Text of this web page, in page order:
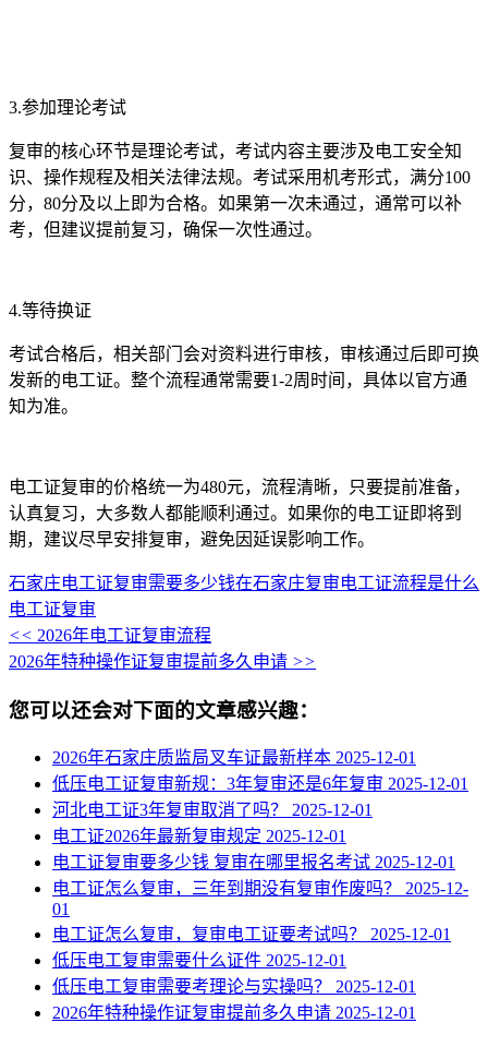
3.参加理论考试
复审的核心环节是理论考试，考试内容主要涉及电工安全知
识、操作规程及相关法律法规。考试采用机考形式，满分100
分，80分及以上即为合格。如果第一次未通过，通常可以补
考，但建议提前复习，确保一次性通过。
4.等待换证
考试合格后，相关部门会对资料进行审核，审核通过后即可换
发新的电工证。整个流程通常需要1-2周时间，具体以官方通
知为准。
电工证复审的价格统一为480元，流程清晰，只要提前准备，
认真复习，大多数人都能顺利通过。如果你的电工证即将到
期，建议尽早安排复审，避免因延误影响工作。
石家庄电工证复审需要多少钱在石家庄复审电工证流程是什么
电工证复审
<< 2026年电工证复审流程
2026年特种操作证复审提前多久申请 >>
您可以还会对下面的文章感兴趣：
2026年石家庄质监局叉车证最新样本 2025-12-01
低压电工证复审新规：3年复审还是6年复审 2025-12-01
河北电工证3年复审取消了吗？ 2025-12-01
电工证2026年最新复审规定 2025-12-01
电工证复审要多少钱 复审在哪里报名考试 2025-12-01
电工证怎么复审，三年到期没有复审作废吗？ 2025-12-
01
电工证怎么复审，复审电工证要考试吗？ 2025-12-01
低压电工复审需要什么证件 2025-12-01
低压电工复审需要考理论与实操吗？ 2025-12-01
2026年特种操作证复审提前多久申请 2025-12-01